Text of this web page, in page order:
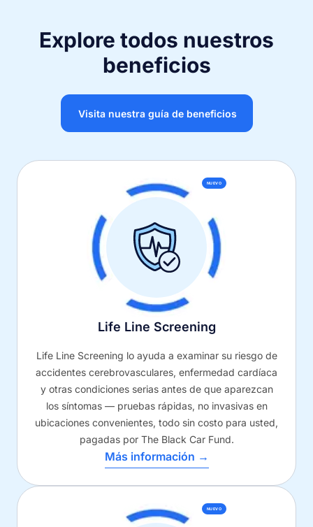
Explore todos nuestros
beneficios
Visita nuestra guía de beneficios
NUEVO
Life Line Screening
Life Line Screening lo ayuda a examinar su riesgo de
accidentes cerebrovasculares, enfermedad cardíaca
y otras condiciones serias antes de que aparezcan
los síntomas — pruebas rápidas, no invasivas en
ubicaciones convenientes, todo sin costo para usted,
pagadas por The Black Car Fund.
Más información →
NUEVO